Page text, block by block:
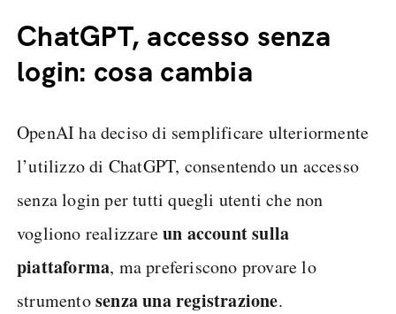
ChatGPT, accesso senza
login: cosa cambia
OpenAI ha deciso di semplificare ulteriormente
l’utilizzo di ChatGPT, consentendo un accesso
senza login per tutti quegli utenti che non
vogliono realizzareun account sulla
piattaforma, ma preferiscono provare lo
strumentosenza una registrazione.